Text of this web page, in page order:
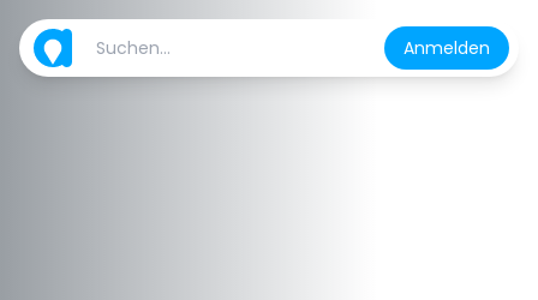
Anmelden